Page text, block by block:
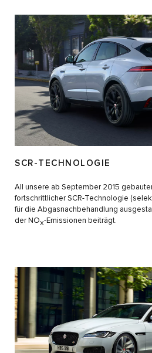
SCR-TECHNOLOGIE
All unsere ab September 2015
fortschrittlicher SCR-Technologie
für die Abgasnachbehandlung
der NOX-Emissionen beiträgt.